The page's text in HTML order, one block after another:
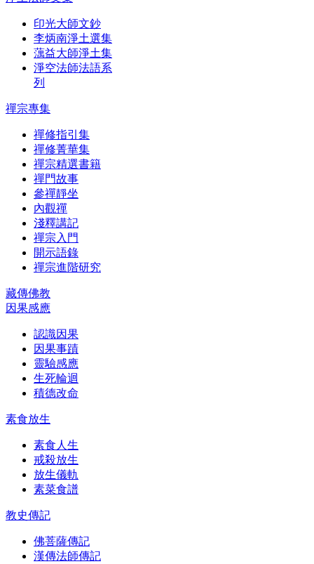
印光大師文鈔
李炳南淨土選集
蕅益大師淨土集
淨空法師法語系
列
禪宗專集
禪修指引集
禪修菁華集
禪宗精選書籍
禪門故事
參禪靜坐
內觀禪
淺釋講記
禪宗入門
開示語錄
禪宗進階研究
藏傳佛教
因果感應
認識因果
因果事蹟
靈驗感應
生死輪迴
積德改命
素食放生
素食人生
戒殺放生
放生儀軌
素菜食譜
教史傳記
佛菩薩傳記
漢傳法師傳記